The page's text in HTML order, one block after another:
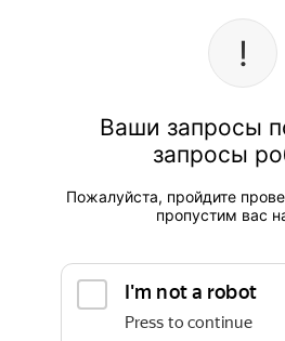
Ваши запросы
запросы
Пожалуйста, пройдите
пропустим вас